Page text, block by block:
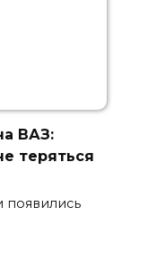
ВАЗ:
теряться
появились